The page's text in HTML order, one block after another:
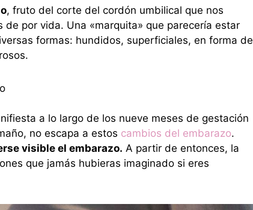
, fruto del corte del cordón umbilical que nos
por vida. Una «marquita» que parecería estar
formas: hundidos, superficiales, en forma de
a lo largo de los nueve meses de gestación
no escapa a estos cambios del embarazo.
visible el embarazo. A partir de entonces, la
que jamás hubieras imaginado si eres